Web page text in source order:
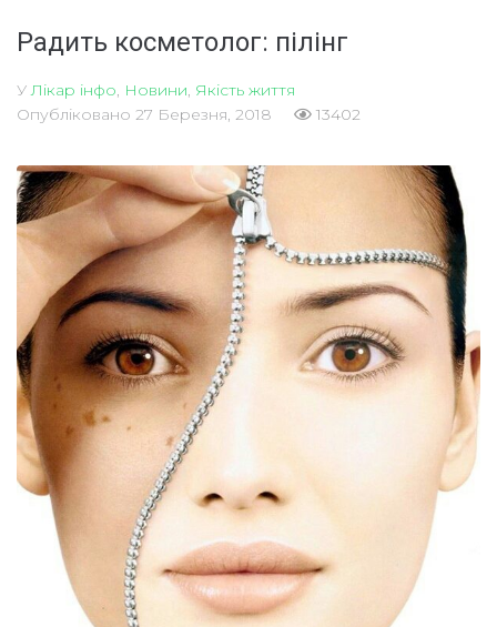
Радить косметолог: пілінг
У Лікар інфо Новини Якість життя
Опубліковано 27 Березня, 2018 13402